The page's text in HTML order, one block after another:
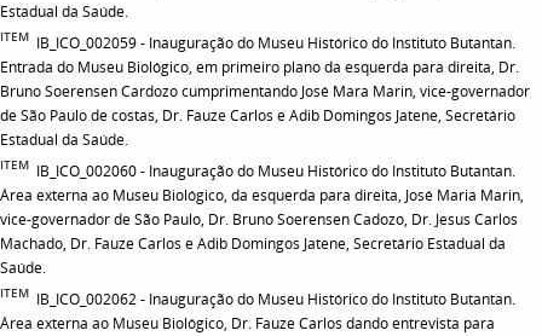
Estadual da Saúde.
ITEM IB_ICO_002059 - Inauguração do Museu Histórico do Instituto Butantan.
Entrada do Museu Biológico, em primeiro plano da esquerda para direita, Dr.
Bruno Soerensen Cardozo cumprimentando José Mara Marin, vice-governador
de São Paulo de costas, Dr. Fauze Carlos e Adib Domingos Jatene, Secretário
Estadual da Saúde.
ITEM IB_ICO_002060 - Inauguração do Museu Histórico do Instituto Butantan.
Área externa ao Museu Biológico, da esquerda para direita, José Maria Marin,
vice-governador de São Paulo, Dr. Bruno Soerensen Cadozo, Dr. Jesus Carlos
Machado, Dr. Fauze Carlos e Adib Domingos Jatene, Secretário Estadual da
Saúde.
ITEM IB_ICO_002062 - Inauguração do Museu Histórico do Instituto Butantan.
Área externa ao Museu Biológico, Dr. Fauze Carlos dando entrevista para